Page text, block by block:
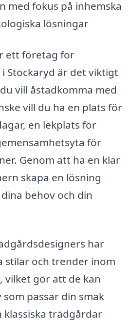
med fokus på inhemska
lösningar
ett företag för
Stockaryd är det viktigt
vill åstadkomma med
vill du ha en plats för
en lekplats för
för
Genom att ha en klar
skapa en lösning
behov och din
har
stilar och trender inom
vilket gör att de kan
passar din smak
klassiska trädgårdar